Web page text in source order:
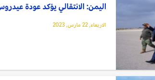
اليمن: الانتقالي يؤكد عودة
الاربعاء, 22 مارس, 2023